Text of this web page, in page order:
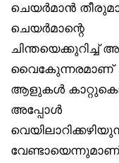
ചെയർമാൻ
ചെയർമാന്റെ
ചിന്തയെക്കുറിച്ച്
വൈകുേന്നരമാണ്
ആളുകൾ
അപ്പോൾ